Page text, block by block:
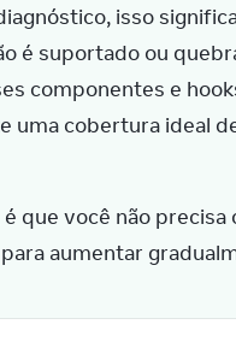
isso
é suportado ou
componentes e
uma cobertura ideal
que você não
aumentar